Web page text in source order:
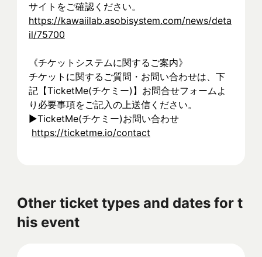
サイトをご確認ください。
https://kawaiilab.asobisystem.com/news/deta
il/75700
《チケットシステムに関するご案内》
チケットに関するご質問・お問い合わせは、下
記【TicketMe(チケミー)】お問合せフォームよ
り必要事項をご記入の上送信ください。
▶︎TicketMe(チケミー)お問い合わせ
https://ticketme.io/contact
Other ticket types and dates for t
his event